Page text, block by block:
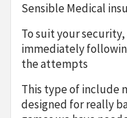
Sensible Medical
To suit your
immediately
the attempts
This type of include
designed for really